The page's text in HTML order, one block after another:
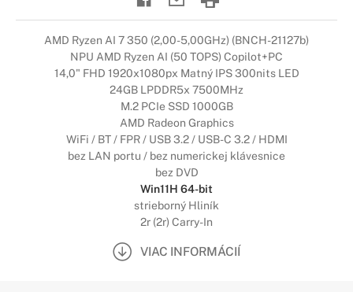
AMD Ryzen AI 7 350 (2,00-5,00GHz) (BNCH-21127b)
NPU AMD Ryzen AI (50 TOPS) Copilot+PC
14,0" FHD 1920x1080px Matný IPS 300nits LED
24GB LPDDR5x 7500MHz
M.2 PCIe SSD 1000GB
AMD Radeon Graphics
WiFi / BT / FPR / USB 3.2 / USB-C 3.2 / HDMI
bez LAN portu / bez numerickej klávesnice
bez DVD
Win11H 64-bit
strieborný Hliník
2r (2r) Carry-In
VIAC INFORMÁCIÍ